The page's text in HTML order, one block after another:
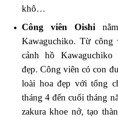
khô…
Công viên Oishi
Kawaguchiko. Từ
cảnh hồ
đẹp. Công viên có con
loài hoa đẹp với tổng
tháng 4 đến cuối tháng
zakura khoe nở, tạo